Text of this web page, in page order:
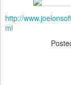
http://
ml